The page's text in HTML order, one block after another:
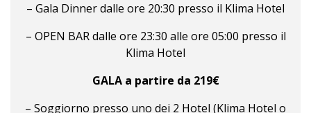
– Gala Dinner dalle ore 20:30 presso il Klima Hotel
– OPEN BAR dalle ore 23:30 alle ore 05:00 presso il
Klima Hotel
GALA a partire da 219€
– Soggiorno presso uno dei 2 Hotel (Klima Hotel o